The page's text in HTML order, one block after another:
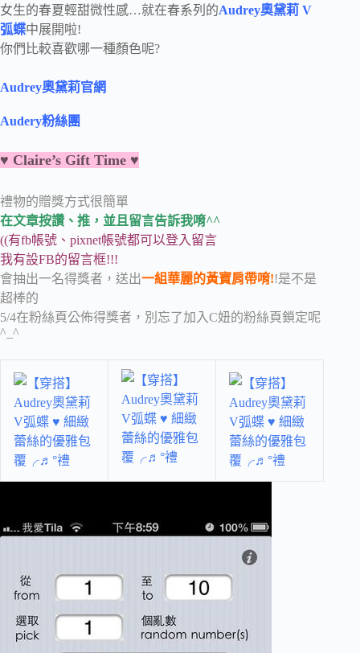
女生的春夏輕甜微性感…就在春系列的Audrey奧黛莉 V
弧蝶中展開啦!
你們比較喜歡哪一種顏色呢?
Audrey奧黛莉官網
Audery粉絲團
♥ Claire’s Gift Time ♥
禮物的贈獎方式很簡單
在文章按讚、推，並且留言告訴我唷^^
((有fb帳號、pixnet帳號都可以登入留言
我有設FB的留言框!!!
會抽出一名得獎者，送出一組華麗的黃寶肩帶唷!!是不是
超棒的
5/4在粉絲頁公佈得獎者，別忘了加入C妞的粉絲頁鎖定呢
^_^